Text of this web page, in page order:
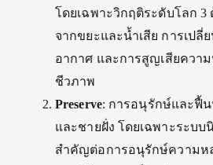
โดยเฉพาะวิกฤติระดับโลก 3
จากขยะและน้ำเสีย การเป
อากาศ และการสูญเสียควา
ชีวภาพ
Preserve: การอนุรักษ์และฟื้
และชายฝั่ง โดยเฉพาะระบบ
สำคัญต่อการอนุรักษ์ความห